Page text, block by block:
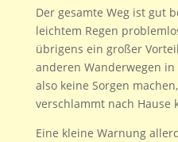
Der gesamte Weg ist gut
leichtem Regen
übrigens ein großer
anderen Wanderwegen
also keine Sorgen
verschlammt nach Hause
Eine kleine Warnung